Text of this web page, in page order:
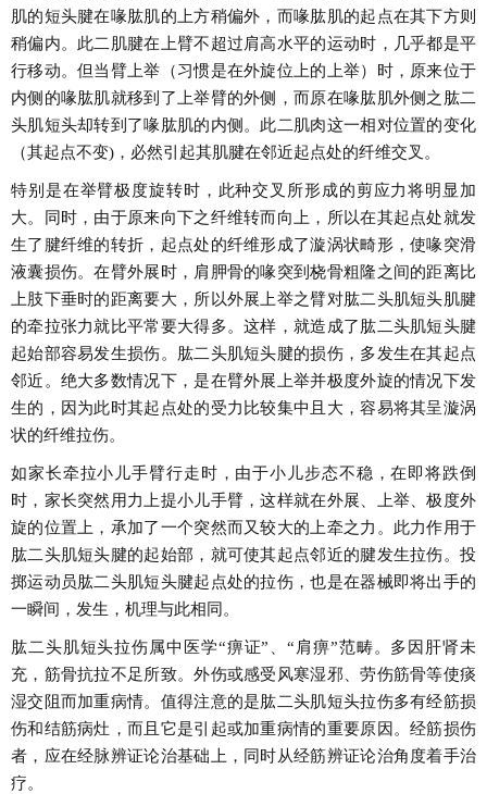
肌的短头腱在喙肱肌的上方稍偏外，而喙肱肌的起点在其下方则
稍偏内。此二肌腱在上臂不超过肩高水平的运动时，几乎都是平
行移动。但当臂上举（习惯是在外旋位上的上举）时，原来位于
内侧的喙肱肌就移到了上举臂的外侧，而原在喙肱肌外侧之肱二
头肌短头却转到了喙肱肌的内侧。此二肌肉这一相对位置的变化
（其起点不变)，必然引起其肌腱在邻近起点处的纤维交叉。
特别是在举臂极度旋转时，此种交叉所形成的剪应力将明显加
大。同时，由于原来向下之纤维转而向上，所以在其起点处就发
生了腱纤维的转折，起点处的纤维形成了漩涡状畸形，使喙突滑
液囊损伤。在臂外展时，肩胛骨的喙突到桡骨粗隆之间的距离比
上肢下垂时的距离要大，所以外展上举之臂对肱二头肌短头肌腱
的牵拉张力就比平常要大得多。这样，就造成了肱二头肌短头腱
起始部容易发生损伤。肱二头肌短头腱的损伤，多发生在其起点
邻近。绝大多数情况下，是在臂外展上举并极度外旋的情况下发
生的，因为此时其起点处的受力比较集中且大，容易将其呈漩涡
状的纤维拉伤。
如家长牵拉小儿手臂行走时，由于小儿步态不稳，在即将跌倒
时，家长突然用力上提小儿手臂，这样就在外展、上举、极度外
旋的位置上，承加了一个突然而又较大的上牵之力。此力作用于
肱二头肌短头腱的起始部，就可使其起点邻近的腱发生拉伤。投
掷运动员肱二头肌短头腱起点处的拉伤，也是在器械即将出手的
一瞬间，发生，机理与此相同。
肱二头肌短头拉伤属中医学“痹证”、“肩痹”范畴。多因肝肾未
充，筋骨抗拉不足所致。外伤或感受风寒湿邪、劳伤筋骨等使痰
湿交阻而加重病情。值得注意的是肱二头肌短头拉伤多有经筋损
伤和结筋病灶，而且它是引起或加重病情的重要原因。经筋损伤
者，应在经脉辨证论治基础上，同时从经筋辨证论治角度着手治
疗。